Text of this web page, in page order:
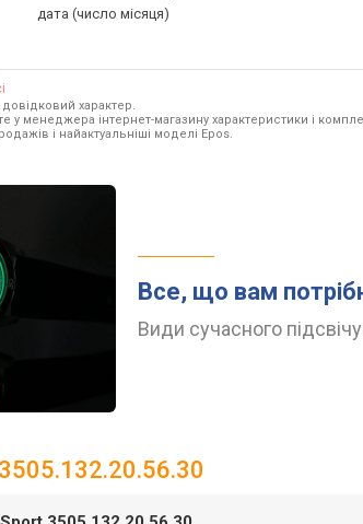
дата (число місяця)
характер.
у менеджера інтернет-магазину характеристики і
і найактуальніші моделі Epos.
Все, що вам
Види сучасного